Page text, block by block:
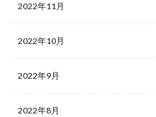
2022年11月
2022年10月
2022年9月
2022年8月